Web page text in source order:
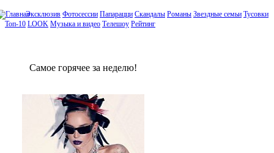
Эксклюзив Фотосессии Папарацци Скандалы Романы Звездные семьи Тусовки
Топ-10 LOOK Музыка и видео Телешоу Рейтинг
Сaмое гoрячее за неделю!